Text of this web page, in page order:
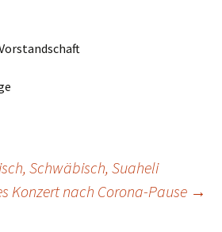
Schwäbisch, Suaheli
Konzert nach Corona-Pause →